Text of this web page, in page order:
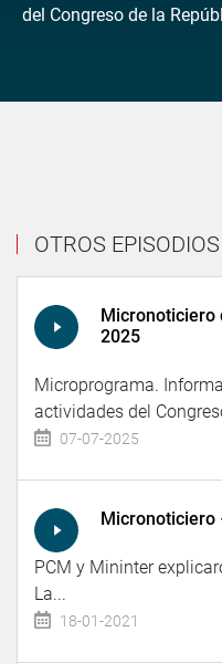
del Congreso de la
OTROS EPISODIOS
Micronoticiero
2025
Microprograma.
actividades del
07-07-2025
Micronoticiero
PCM y Mininter
La...
18-01-2021